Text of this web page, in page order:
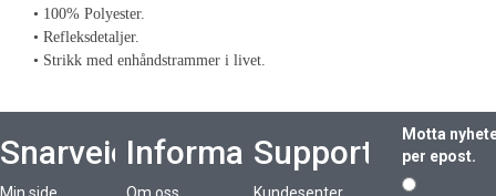
• 100% Polyester.
• Refleksdetaljer.
• Strikk med enhåndstrammer i livet.
SnarveierInformasjonSupport
Motta
per epost.